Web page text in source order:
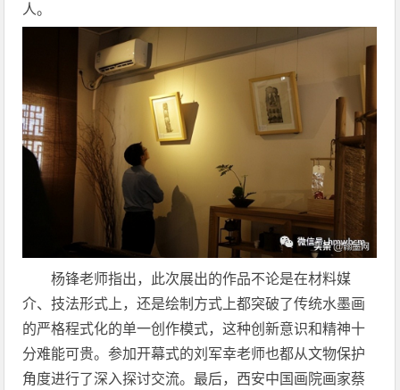
人。
杨锋老师指出，此次展出的作品不论是在材料媒
介、技法形式上，还是绘制方式上都突破了传统水墨画
的严格程式化的单一创作模式，这种创新意识和精神十
分难能可贵。参加开幕式的刘军幸老师也都从文物保护
角度进行了深入探讨交流。最后，西安中国画院画家蔡